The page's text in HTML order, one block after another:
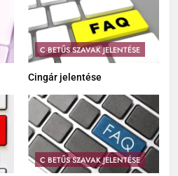
C BETŰS SZAVAK JELENTÉSE
Cingár jelentése
C BETŰS SZAVAK JELENTÉSE